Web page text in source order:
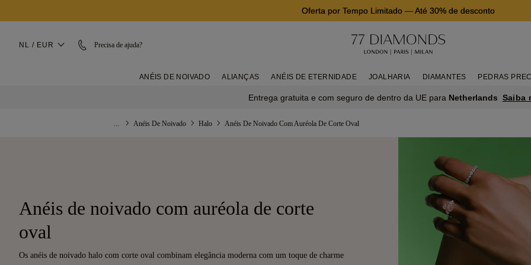
Oferta por Tempo Limitado —Até 30% de desconto
NL / EUR Precisa de ajuda?
ANÉIS DE NOIVADO ALIANÇAS ANÉIS DE ETERNIDADE JOALHARIA DIAMANTES PEDRAS
Entrega gratuita e com seguro de dentro da UE para Netherlands Saiba
Anéis De Noivado Halo Anéis De Noivado Com Auréola De Corte Oval
Anéis de noivado com auréola de corte
oval
Os anéis de noivado halo com corte oval combinam elegância moderna com um toque de charme